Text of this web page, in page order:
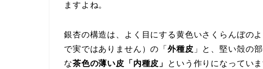
ますよね。
銀杏の構造は、よく目にする黄色いさくらんぼの
で実ではありません）の「外種皮 」と、堅い殻の
な茶色の薄い皮「内種皮」 という作りになっていま